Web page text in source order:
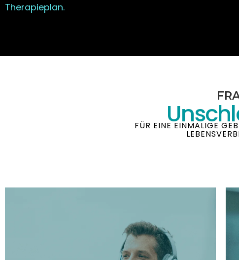
Therapieplan.
FÜR EINE EINMALIGE